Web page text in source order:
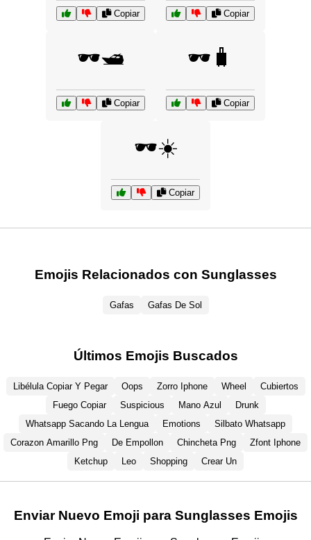
Copiar Copiar
🕶️🛥️
Copiar
🕶️🧳
Copiar
🕶️☀️
Copiar
Emojis Relacionados con Sunglasses
Gafas Gafas De Sol
Últimos Emojis Buscados
Libélula Copiar Y Pegar Oops Zorro Iphone Wheel
Cubiertos
Fuego Copiar
Suspicious Mano Azul
Drunk
Whatsapp Sacando La Lengua
Emotions
Silbato Whatsapp
Corazon Amarillo Png
De Empollon Chincheta Png
Zfont Iphone
Ketchup
Leo Shopping Crear Un
Enviar Nuevo Emoji para Sunglasses Emojis